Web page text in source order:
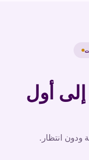
أول
انتظار.